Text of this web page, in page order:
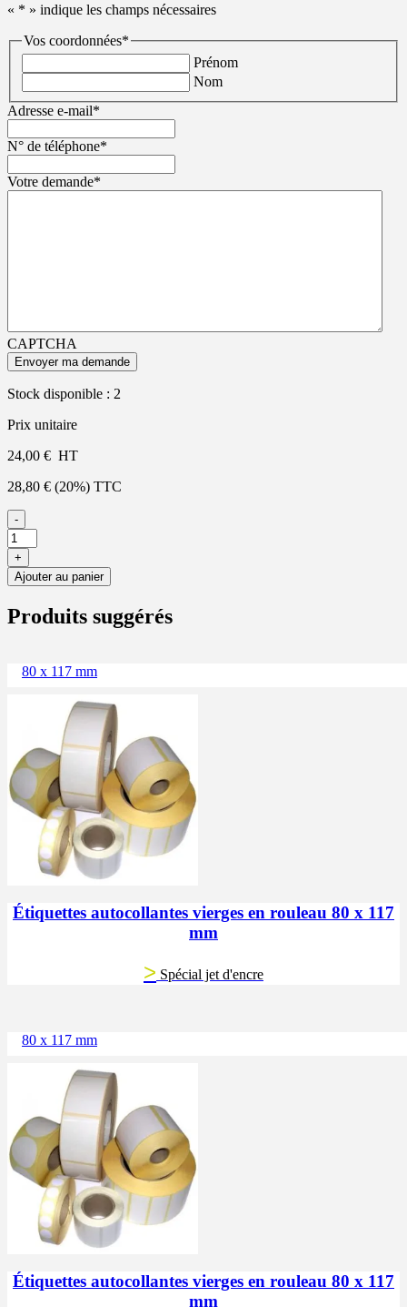
« * » indique les champs nécessaires
Vos coordonnées*
Prénom
Nom
Adresse e-mail*
N° de téléphone*
Votre demande*
CAPTCHA
Stock disponible : 2
Prix unitaire
24,00 € HT
28,80 € (20%) TTC
-
+
Ajouter au panier
Produits suggérés
80 x 117 mm
Étiquettes autocollantes vierges en rouleau 80 x 117
mm
> Spécial jet d'encre
80 x 117 mm
Étiquettes autocollantes vierges en rouleau 80 x 117
mm